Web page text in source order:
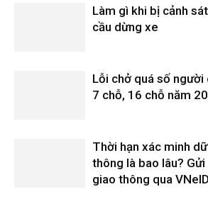
Làm gì khi bị cảnh
cầu dừng xe
Lỗi chở quá số người
7 chỗ, 16 chỗ năm
Thời hạn xác minh
thông là bao lâu?
giao thông qua